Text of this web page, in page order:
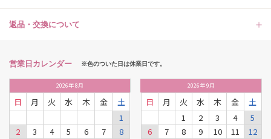
返品・交換について
営業日カレンダー ※色のついた日は休業日です。
2026年8月
日 月 火 水 木 金
土
1
2
3 4 5 6 7
8
2026年9月
日 月 火 水 木 金
土
1
2 3 4
5
6
7 8 9 10 11
12